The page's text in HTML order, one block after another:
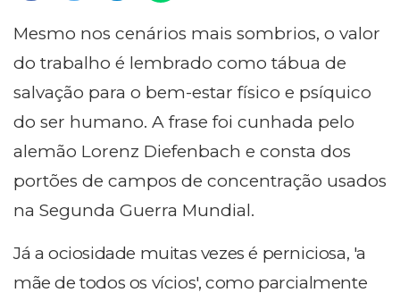
Mesmo nos cenários mais sombrios, o valor
do trabalho é lembrado como tábua de
salvação para o bem-estar físico e psíquico
do ser humano. A frase foi cunhada pelo
alemão Lorenz Diefenbach e consta dos
portões de campos de concentração usados
na Segunda Guerra Mundial.
Já a ociosidade muitas vezes é perniciosa, 'a
mãe de todos os vícios', como parcialmente